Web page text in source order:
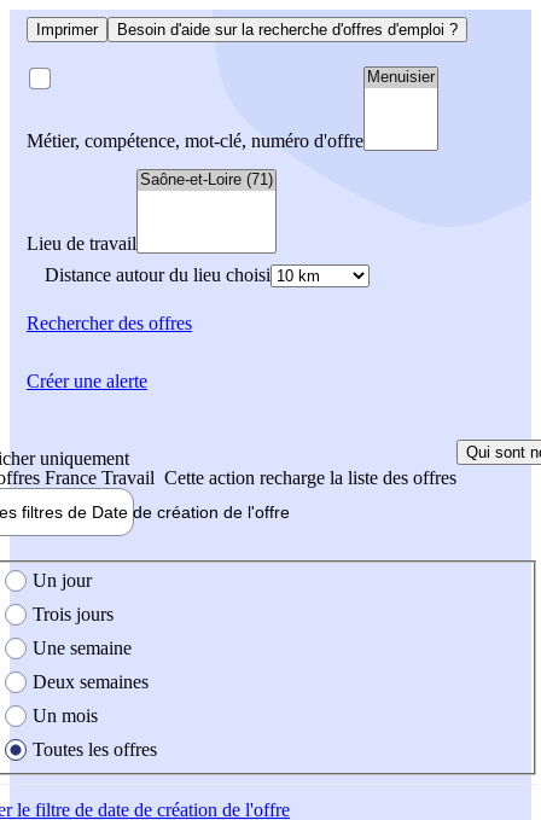
Imprimer Besoin d'aide sur la recherche d'offres d'emploi ?
Métier, compétence, mot-clé, numéro d'offre
Lieu de travail
Distance autour du lieu choisi
Rechercherdes offres
uniquement
France Travail Cette action recharge la liste des offres
Qui sont
filtres de Date de création de l'offre
création de l'offre
Un jour
Trois jours
Une semaine
Deux semaines
Un mois
Toutes les offres
le filtre de date de création de l'offre
Créer une alerte